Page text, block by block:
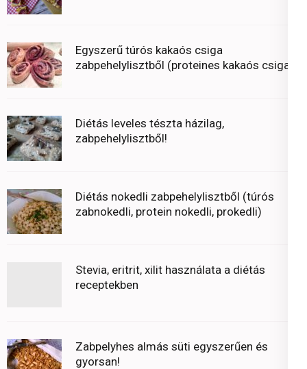
Egyszerű túrós kakaós csiga
zabpehelylisztből (proteines kakaós csiga)
Diétás leveles tészta házilag,
zabpehelylisztből!
Diétás nokedli zabpehelylisztből (túrós
zabnokedli, protein nokedli, prokedli)
Stevia, eritrit, xilit használata a diétás
receptekben
Zabpelyhes almás süti egyszerűen és
gyorsan!